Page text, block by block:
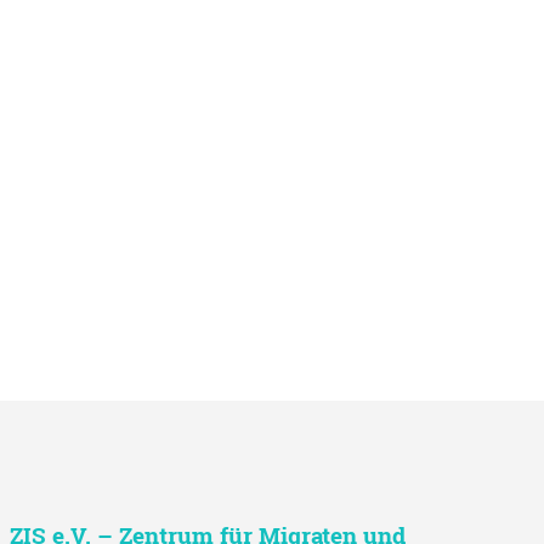
ZIS e.V. – Zentrum für Migraten und